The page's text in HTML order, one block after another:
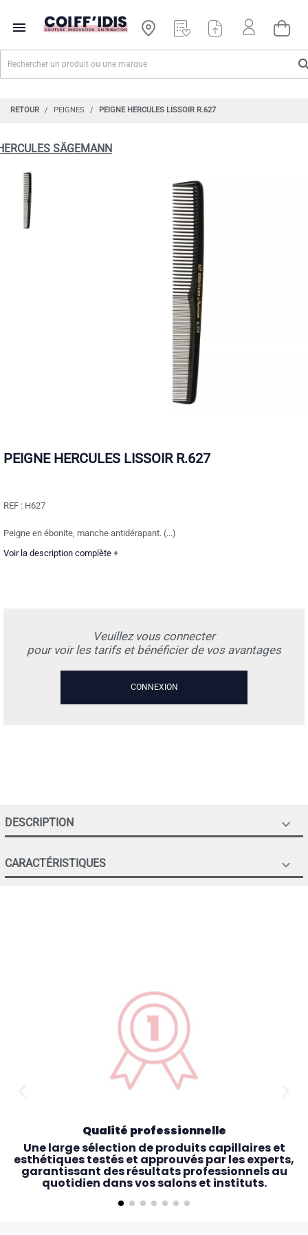

RETOUR PEIGNES PEIGNE HERCULES LISSOIR R.627
SÄGEMANN
PEIGNE HERCULES LISSOIR R.627
REF : H627
Peigne en ébonite, manche antidérapant. (...)
Voir la description complète +
Veuillez vous connecter
pour voir les tarifs et bénéficier de vos avantages
CONNEXION
DESCRIPTION 
CARACTÉRISTIQUES 
Qualité professionnelle
Une large sélection de produits capillaires et
esthétiques testés et approuvés par les experts,
garantissant des résultats professionnels au
quotidien dans vos salons et instituts.